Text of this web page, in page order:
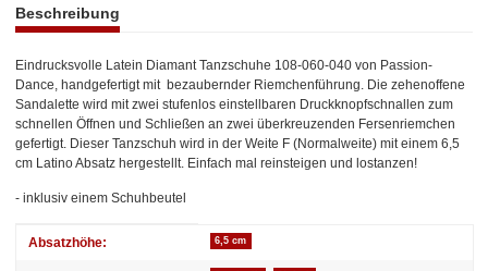
Beschreibung
Eindrucksvolle Latein Diamant Tanzschuhe 108-060-040 von Passion-
Dance, handgefertigt mit bezaubernder Riemchenführung. Die zehenoffene
Sandalette wird mit zwei stufenlos einstellbaren Druckknopfschnallen zum
schnellen Öffnen und Schließen an zwei überkreuzenden Fersenriemchen
gefertigt. Dieser Tanzschuh wird in der Weite F (Normalweite) mit einem 6,5
cm Latino Absatz hergestellt. Einfach mal reinsteigen und lostanzen!
- inklusiv einem Schuhbeutel
Produkteigenschaft
Wert
Absatzhöhe: 6,5 cm